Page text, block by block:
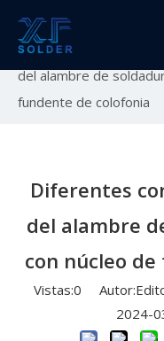
Usted está aquí:
de nuevo producto
del alambre de
fundente de colofonia
Diferentes
del alambre
con núcleo
Vistas:0
2024-